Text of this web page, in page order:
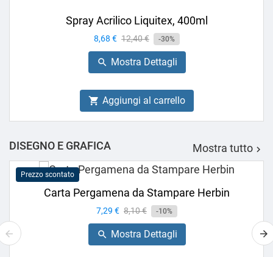
Spray Acrilico Liquitex, 400ml
Prezzo
8,68 € Prezzo
base
12,40 € -30%
 Mostra Dettagli
 Aggiungi al carrello
DISEGNO E GRAFICA Mostra tutto 
Prezzo scontato
Carta Pergamena da Stampare Herbin
Prezzo
7,29 € Prezzo
base
8,10 € -10%
 Mostra Dettagli